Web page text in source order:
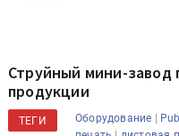
Струйный мини-завод
продукции
ТЕГИ Оборудование |